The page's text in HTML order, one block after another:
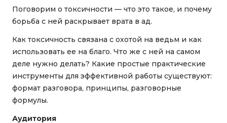
Поговорим о токсичности — что это такое, и почему
борьба с ней раскрывает врата в ад.
Как токсичность связана с охотой на ведьм и как
использовать ее на благо. Что же с ней на самом
деле нужно делать? Какие простые практические
инструменты для эффективной работы существуют:
формат разговора, принципы, разговорные
формулы.
Аудитория